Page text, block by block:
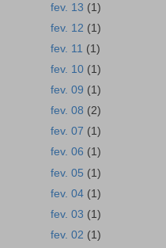
fev. 13 (1)
fev. 12 (1)
fev. 11 (1)
fev. 10 (1)
fev. 09 (1)
fev. 08 (2)
fev. 07 (1)
fev. 06 (1)
fev. 05 (1)
fev. 04 (1)
fev. 03 (1)
fev. 02 (1)